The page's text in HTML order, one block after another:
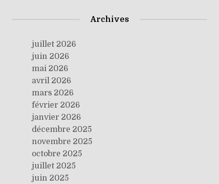
Archives
juillet 2026
juin 2026
mai 2026
avril 2026
mars 2026
février 2026
janvier 2026
décembre 2025
novembre 2025
octobre 2025
juillet 2025
juin 2025